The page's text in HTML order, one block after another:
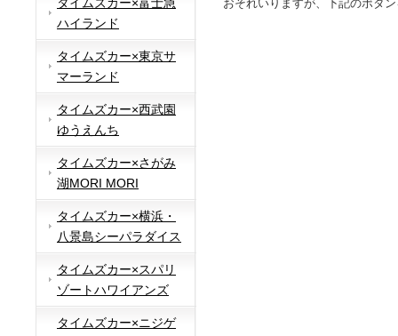
タイムズカー×富士急
ハイランド
タイムズカー×東京サ
マーランド
タイムズカー×西武園
ゆうえんち
タイムズカー×さがみ
湖MORI MORI
タイムズカー×横浜・
八景島シーパラダイス
タイムズカー×スパリ
ゾートハワイアンズ
タイムズカー×ニジゲ
おそれいりますが、下記のボタ